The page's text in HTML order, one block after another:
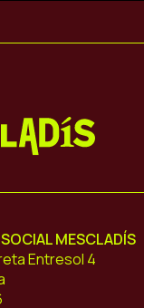
MESCLADÍS
Entresol 4